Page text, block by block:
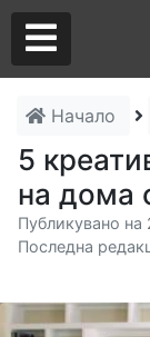
Начало
5
на дома
Публикувано на
Последна
Аз съм
Търся